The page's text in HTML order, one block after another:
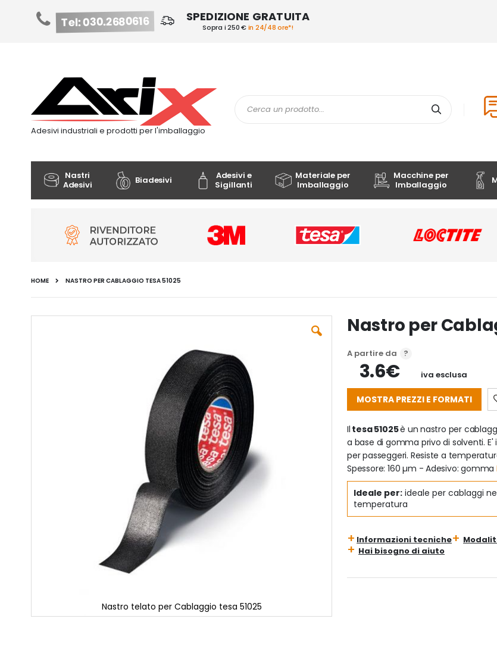
Tel: 030.2680616 SPEDIZIONE GRATUITA
Sopra i 250 €in 24/48 ore*!
contenuto
Adesivi industriali e prodotti per l'imballaggio
Cerca
Nastri
Adesivi
Biadesivi
Adesivi e
Sigillanti
Materiale per
Imballaggio
Macchine per
Imballaggio
HOME NASTRO PER CABLAGGIO TESA 51025
Nastro telato per Cablaggio tesa 51025
Nastro per
A partire da
3.6€ iva esclusa
MOSTRA PREZZI E FORMATI
Il tesa 51025è un nastro per
a base di gomma privo di solventi.
per passeggeri. Resiste a
Spessore: 160 µm - Adesivo: gomma
Ideale per: ideale per cablaggi
temperatura
Informazioni tecniche
Hai bisogno di aiuto